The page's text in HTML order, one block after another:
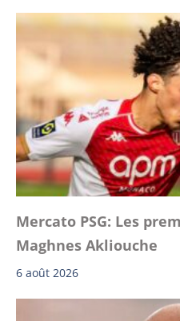
Mercato PSG: Les
Maghnes Akliouche
6 août 2026